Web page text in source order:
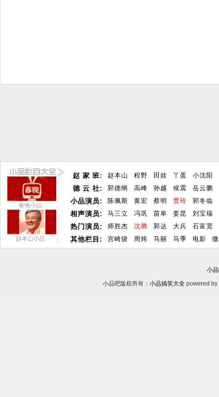
春晚小品
赵本山小品
赵 家 班:
德 云 社:
小品演员:
相声演员:
热门演员:
其他栏目:
赵本山 程野 田娃 丫蛋
小沈阳
郭德纲
高峰 孙越 候震
岳云鹏
陈佩斯
黄宏 蔡明 贾玲
郭冬临
马三立
冯巩 苗阜 姜昆
刘宝瑞
师胜杰
沈腾 郭达 大兵
石富宽
宫崎骏
周炜 马丽 马季 电影
小
小品吧版权所有： 小品搞笑大全 powered by